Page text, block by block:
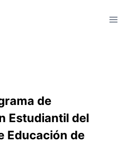
de
Estudiantil del
Educación de